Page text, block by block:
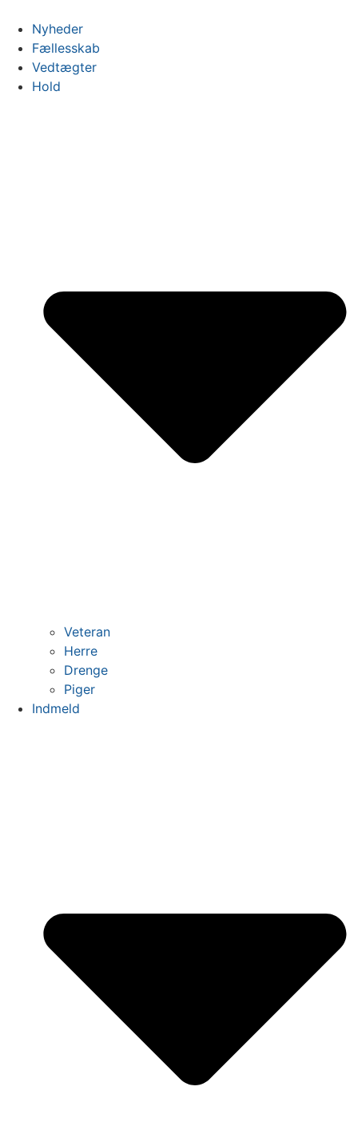
indhold
Nyheder
Fællesskab
Vedtægter
Hold
Veteran
Herre
Drenge
Piger
Indmeld